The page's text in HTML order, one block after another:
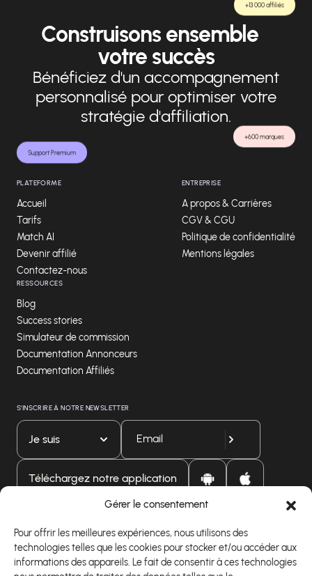
Gérer le consentement
Pour offrir les meilleures expériences, nous utilisons des
technologies telles que les cookies pour stocker et/ou accéder aux
informations des appareils. Le fait de consentir à ces technologies
Support Premium
+600 marques
+13 000 affiliés
Construisons ensemble
votre succès
Bénéficiez d'un accompagnement
personnalisé pour optimiser votre
stratégie d'affiliation.
PLATEFORME
Accueil
Tarifs
Match AI
Devenir affilié
Contactez-nous
ENTREPRISE
A propos & Carrières
CGV & CGU
Politique de confidentialité
Mentions légales
RESSOURCES
Blog
Success stories
Simulateur de commission
Documentation Annonceurs
Documentation Affiliés
S'INSCRIRE À NOTRE NEWSLETTER
Je suis
Téléchargez notre application